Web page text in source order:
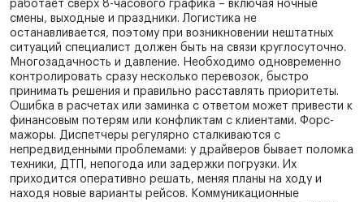
работает сверх 8-часового графика – включая ночные
смены, выходные и праздники. Логистика не
останавливается, поэтому при возникновении нештатных
ситуаций специалист должен быть на связи круглосуточно.
Многозадачность и давление. Необходимо одновременно
контролировать сразу несколько перевозок, быстро
принимать решения и правильно расставлять приоритеты.
Ошибка в расчетах или заминка с ответом может привести к
финансовым потерям или конфликтам с клиентами. Форс-
мажоры. Диспетчеры регулярно сталкиваются с
непредвиденными проблемами: у драйверов бывает поломка
техники, ДТП, непогода или задержки погрузки. Их
приходится оперативно решать, меняя планы на ходу и
находя новые варианты рейсов. Коммуникационные